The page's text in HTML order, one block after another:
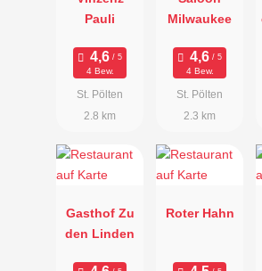
Pauli
4 Bew.
St. Pölten
2.8 km
Milwaukee
4 Bew.
St. Pölten
2.3 km
Gasthof Zu
den Linden
Roter Hahn